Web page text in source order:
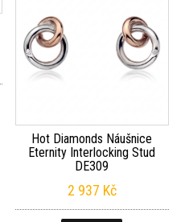
Hot Diamonds Náušnice
Eternity Interlocking Stud
DE309
2 937 Kč